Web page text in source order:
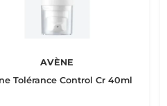
AVÈNE
Tolérance Control Cr 40ml